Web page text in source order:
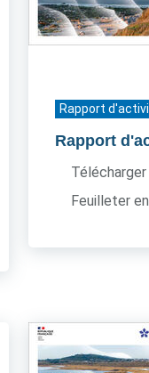
Rapport
Rapport
Feuilleter